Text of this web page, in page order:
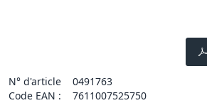
N° d'article
0491763
Code EAN :
7611007525750